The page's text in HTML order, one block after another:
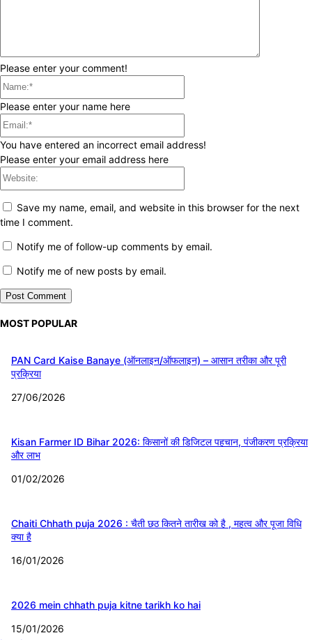
Please enter your comment!
Please enter your name here
You have entered an incorrect email address!
Please enter your email address here
Save my name, email, and website in this browser for the next
time I comment.
Notify me of follow-up comments by email.
Notify me of new posts by email.
MOST POPULAR
PAN Card Kaise Banaye (ऑनलाइन/ऑफलाइन) – आसान तरीका और पूरी
प्रक्रिया
27/06/2026
Kisan Farmer ID Bihar 2026: किसानों की डिजिटल पहचान, पंजीकरण प्रक्रिया
और लाभ
01/02/2026
Chaiti Chhath puja 2026 : चैती छठ कितने तारीख को है , महत्व और पूजा विधि
क्या है
16/01/2026
2026 mein chhath puja kitne tarikh ko hai
15/01/2026